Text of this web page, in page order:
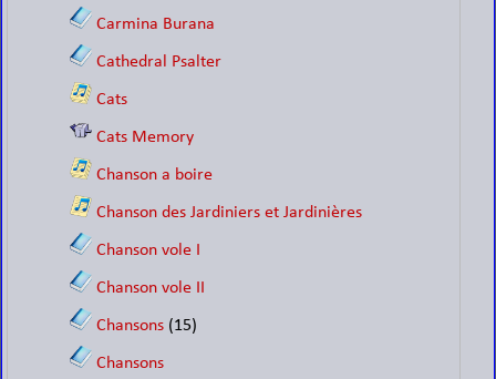
Carmina Burana
Cathedral Psalter
Cats
Cats Memory
Chanson a boire
Chanson des Jardiniers et Jardinières
Chanson vole I
Chanson vole II
Chansons (15)
Chansons